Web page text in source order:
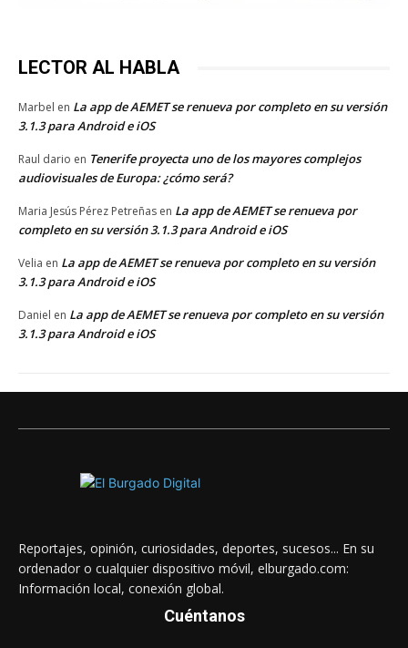
LECTOR AL HABLA
Marbel en La app de AEMET se renueva por completo en su versión
3.1.3 para Android e iOS
Raul dario en Tenerife proyecta uno de los mayores complejos
audiovisuales de Europa: ¿cómo será?
Maria Jesús Pérez Petreñas en La app de AEMET se renueva por
completo en su versión 3.1.3 para Android e iOS
Velia en La app de AEMET se renueva por completo en su versión
3.1.3 para Android e iOS
Daniel en La app de AEMET se renueva por completo en su versión
3.1.3 para Android e iOS
Reportajes, opinión, curiosidades, deportes, sucesos... En su
ordenador o cualquier dispositivo móvil, elburgado.com:
Información local, conexión global.
Cuéntanos